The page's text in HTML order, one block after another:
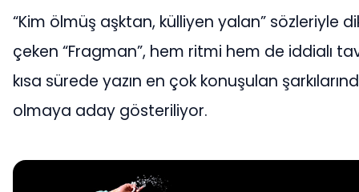
“Kim ölmüş aşktan, külliyen yalan” sözleriyle
çeken “Fragman”, hem ritmi hem de iddialı
kısa sürede yazın en çok konuşulan
olmaya aday gösteriliyor.